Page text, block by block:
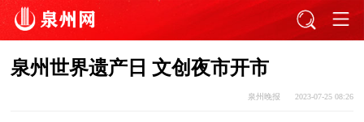
泉州世界遗产日 文创夜市开市
泉州晚报 2023-07-25 08:26